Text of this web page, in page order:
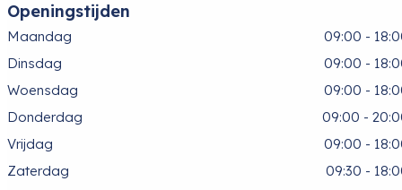
Openingstijden
Maandag
09:00 -
Dinsdag
09:00 -
Woensdag
09:00 -
Donderdag
09:00 -
Vrijdag
09:00 -
Zaterdag
09:30 -